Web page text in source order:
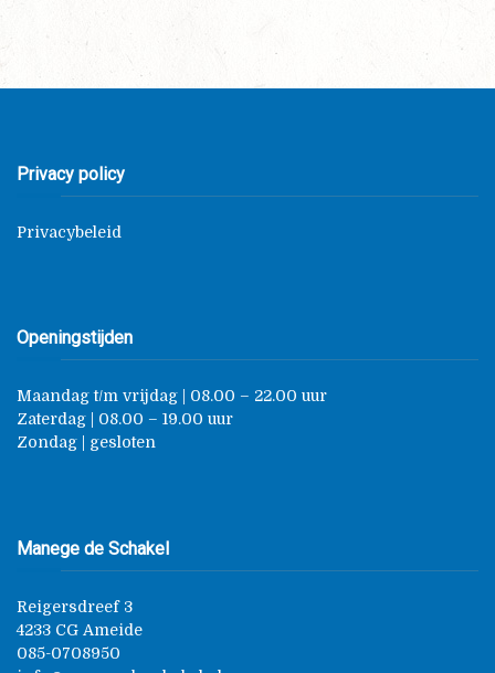
Privacy policy
Privacybeleid
Openingstijden
Maandag t/m vrijdag | 08.00 – 22.00 uur
Zaterdag | 08.00 – 19.00 uur
Zondag | gesloten
Manege de Schakel
Reigersdreef 3
4233 CG Ameide
085-0708950